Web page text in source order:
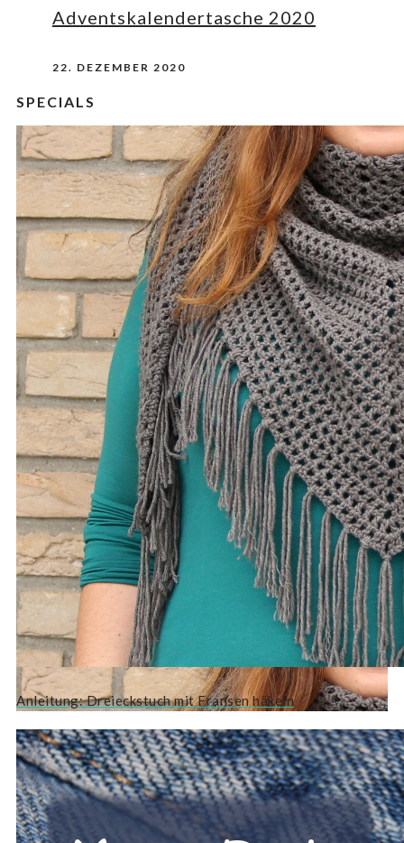
Adventskalendertasche 2020
22. DEZEMBER 2020
SPECIALS
Anleitung: Dreieckstuch mit Fransen häkeln